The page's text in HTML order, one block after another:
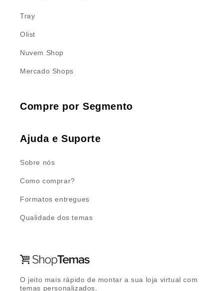
Tray
Olist
Nuvem Shop
Mercado Shops
Compre por Segmento
Ajuda e Suporte
Sobre nós
Como comprar?
Formatos entregues
Qualidade dos temas
O jeito mais rápido de montar a sua loja virtual com
temas personalizados.